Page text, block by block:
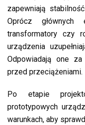
zapewniają
Oprócz głównych
transformatory czy
urządzenia
Odpowiadają one
przed przeciążeniami.
Po etapie
prototypowych
warunkach, aby